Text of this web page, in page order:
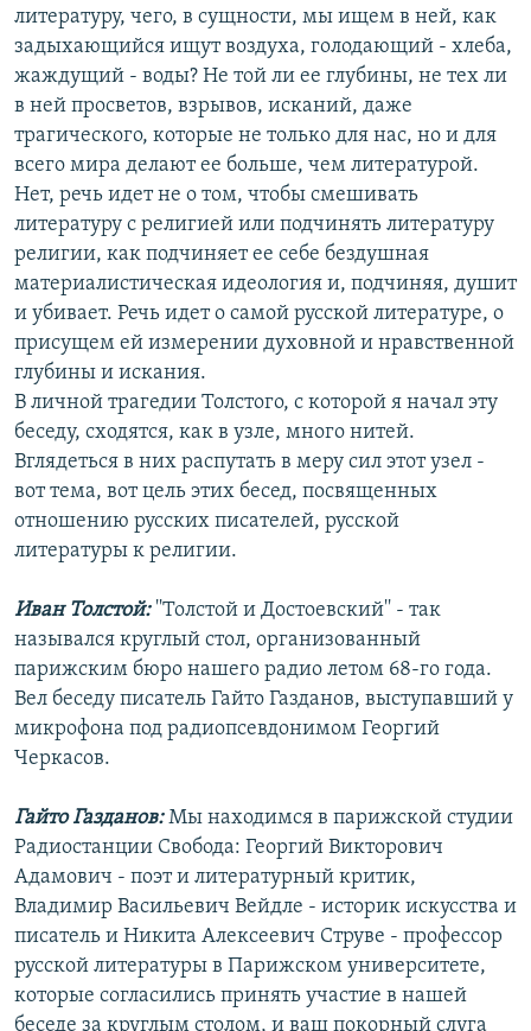
литературу, чего, в сущности, мы ищем в ней, как
задыхающийся ищут воздуха, голодающий - хлеба,
жаждущий - воды? Не той ли ее глубины, не тех ли
в ней просветов, взрывов, исканий, даже
трагического, которые не только для нас, но и для
всего мира делают ее больше, чем литературой.
Нет, речь идет не о том, чтобы смешивать
литературу с религией или подчинять литературу
религии, как подчиняет ее себе бездушная
материалистическая идеология и, подчиняя, душит
и убивает. Речь идет о самой русской литературе, о
присущем ей измерении духовной и нравственной
глубины и искания.
В личной трагедии Толстого, с которой я начал эту
беседу, сходятся, как в узле, много нитей.
Вглядеться в них распутать в меру сил этот узел -
вот тема, вот цель этих бесед, посвященных
отношению русских писателей, русской
литературы к религии.
Иван Толстой:''Толстой и Достоевский'' - так
назывался круглый стол, организованный
парижским бюро нашего радио летом 68-го года.
Вел беседу писатель Гайто Газданов, выступавший у
микрофона под радиопсевдонимом Георгий
Черкасов.
Гайто Газданов:Мы находимся в парижской студии
Радиостанции Свобода: Георгий Викторович
Адамович - поэт и литературный критик,
Владимир Васильевич Вейдле - историк искусства и
писатель и Никита Алексеевич Струве - профессор
русской литературы в Парижском университете,
которые согласились принять участие в нашей
беседе за круглым столом, и ваш покорный слуга